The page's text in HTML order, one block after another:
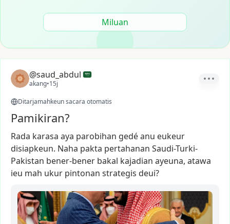
Miluan
@saud_abdul
akang•15j
Ditarjamahkeun sacara otomatis
Pamikiran?
Rada karasa aya parobihan gedéanu eukeur
disiapkeun. Naha pakta pertahanan Saudi-Turki-
Pakistan bener-bener bakal kajadian ayeuna, atawa
ieu mah ukur pintonan strategis deui?